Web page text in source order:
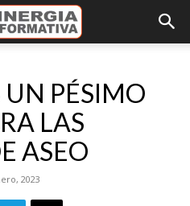
UN PÉSIMO
LAS
ASEO
2023